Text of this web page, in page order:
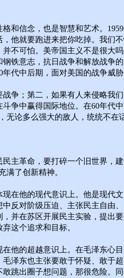
和信念，也是智慧和艺术。
他就要跑进来把你吃掉。我们
不可怕。美帝国主义不是很大
铁意志，抗日战争和解放战争
代中后期，面对美国的战争威
争；第二，如果有人来侵略我
争中赢得国际地位。在60年代
无论多么强大的敌人，统统不在
主革命，要打碎一个旧世界，
满了创新精神。
在他的现代意识上。他是现代
反对阶级压迫、主张民主自由
并在苏区开展民主实验，提出
这个追求和目标。
他的超越意识上。在毛泽东心
泽东也主张要敢于怀疑、敢于
跳出圈子想问题，那很危险。